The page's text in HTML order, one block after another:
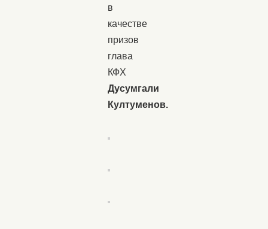
в
качестве
призов
глава
КФХ
Дусумгали
Култуменов.